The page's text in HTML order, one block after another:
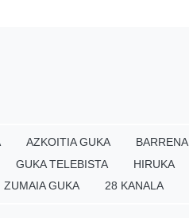
AZKOITIA GUKA
BARRENA
GUKA TELEBISTA
HIRUKA
ZUMAIA GUKA 28 KANALA